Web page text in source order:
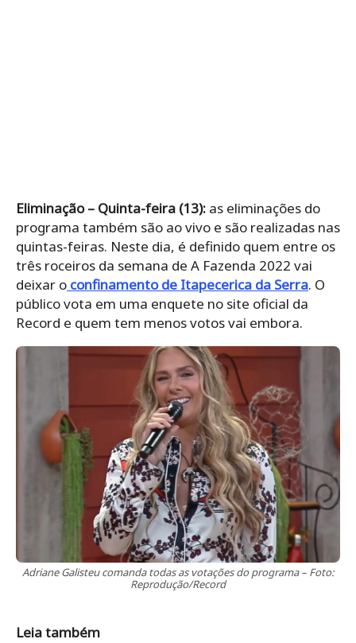
Eliminação – Quinta-feira (13): as eliminações do
programa também são ao vivo e são realizadas nas
quintas-feiras. Neste dia, é definido quem entre os
três roceiros da semana de A Fazenda 2022 vai
deixar o confinamento de Itapecerica da Serra. O
público vota em uma enquete no site oficial da
Record e quem tem menos votos vai embora.
Adriane Galisteu comanda todas as votações do programa – Foto:
Reprodução/Record
Leia também